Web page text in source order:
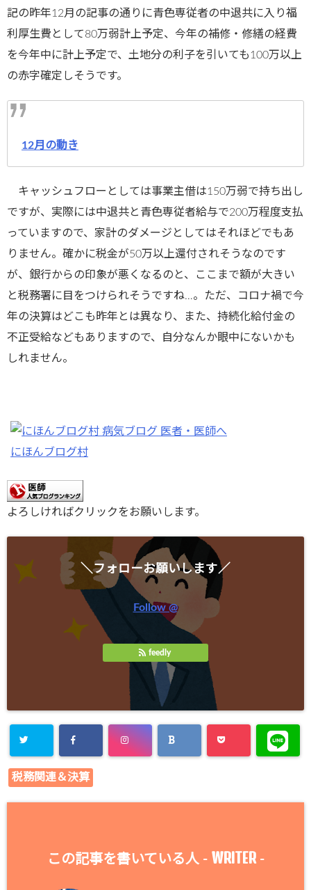
記の昨年12月の記事の通りに青色専従者の中退共に入り福
利厚生費として80万弱計上予定、今年の補修・修繕の経費
を今年中に計上予定で、土地分の利子を引いても100万以上
の赤字確定しそうです。
12月の動き
キャッシュフローとしては事業主借は150万弱で持ち出し
ですが、実際には中退共と青色専従者給与で200万程度支払
っていますので、家計のダメージとしてはそれほどでもあ
りません。確かに税金が50万以上還付されそうなのです
が、銀行からの印象が悪くなるのと、ここまで額が大きい
と税務署に目をつけられそうですね…。ただ、コロナ禍で今
年の決算はどこも昨年とは異なり、また、持続化給付金の
不正受給などもありますので、自分なんか眼中にないかも
しれません。
にほんブログ村
よろしければクリックをお願いします。
＼フォローお願いします／
Follow @
feedly
税務関連＆決算
この記事を書いている人 - WRITER-